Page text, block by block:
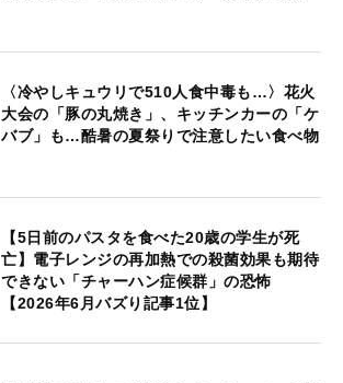
〈冷やしキュウリで510人食中毒も…〉花火
大会の「豚の丸焼き」、キッチンカーの「ケ
バブ」も…酷暑の夏祭りで注意したい食べ物
【5日前のパスタを食べた20歳の学生が死
亡】電子レンジの再加熱での殺菌効果も期待
できない「チャーハン症候群」の恐怖
【2026年6月バズり記事1位】